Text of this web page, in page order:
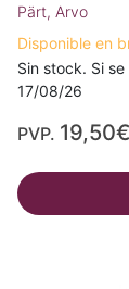
Pärt, Arvo
Disponible en
Sin stock. Si
17/08/26
PVP. 19,50€